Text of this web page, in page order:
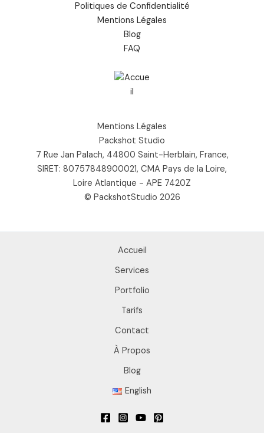
Politiques de Confidentialité
Mentions Légales
Blog
FAQ
Mentions Légales
Packshot Studio
7 Rue Jan Palach, 44800 Saint-Herblain, France,
SIRET: 80757848900021, CMA Pays de la Loire,
Loire Atlantique - APE 7420Z
© PackshotStudio 2026
Accueil
Services
Portfolio
Tarifs
Contact
À Propos
Blog
English